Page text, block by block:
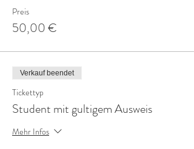
Preis
50,00 €
Verkauf beendet
Tickettyp
Student mit gultigem Ausweis
Mehr Infos